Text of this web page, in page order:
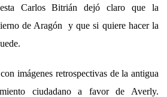
Carlos Bitrián dejó claro que la
de Aragón y que si quiere hacer la
imágenes retrospectivas de la antigua
ciudadano a favor de Averly.